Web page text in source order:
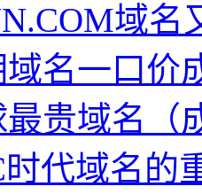
域名
域名一口价
贵域名（
时代域名的